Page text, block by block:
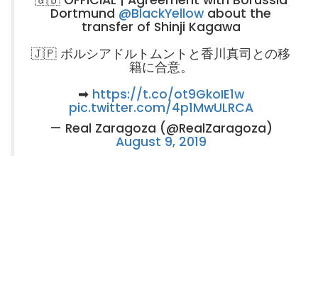
Dortmund @BlackYellowabout the
transfer of Shinji Kagawa
🇯🇵 ボルシアドルトムントと香川真司との移
籍に合意。
➡ https://t.co/ot9GkoIE1w
pic.twitter.com/4p1MwULRCA
— Real Zaragoza (@RealZaragoza)
August 9, 2019